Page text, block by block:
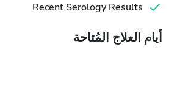
Recent Serology Results
أيام العلاج المُتاحة